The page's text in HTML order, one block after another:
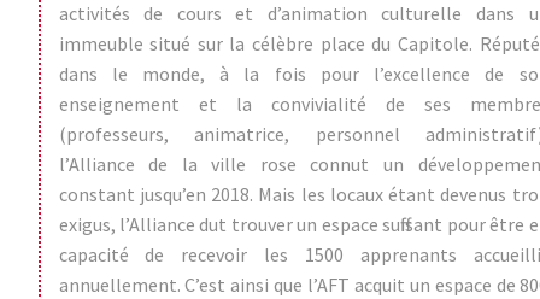
activités de cours et d’animation culturelle dans
immeuble situé sur la célèbre place du Capitole.
dans le monde, à la fois pour l’excellence de
enseignement et la convivialité de ses
(professeurs, animatrice, personnel
l’Alliance de la ville rose connut un
constant jusqu’en 2018. Mais les locaux étant devenus
exigus, l’Alliance dut trouver un espace suffisant pour être
capacité de recevoir les 1500 apprenants
annuellement. C’est ainsi que l’AFT acquit un espace de